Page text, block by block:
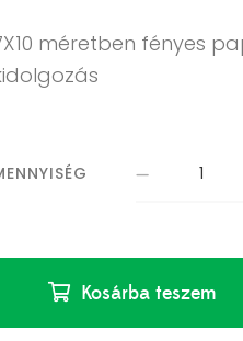
méretben fényes
Kosárba teszem